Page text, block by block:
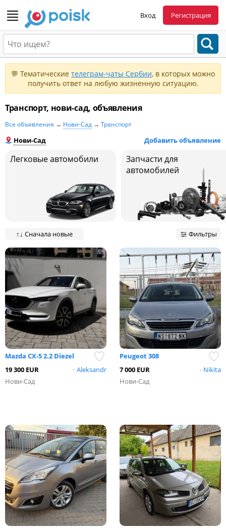
Вход Регистрация
💬 Тематические телеграм-чаты Сербии, в которых можно
получить ответ на любую жизненную ситуацию.
Транспорт, нови-сад, объявления
Все объявления → Нови-Сад → Транспорт
Добавить объявление
Нови-Сад
Легковые автомобили
Запчасти для
автомобилей
Фильтры
↑↓ Сначала новые
Mazda CX-5 2.2 Diezel
•Aleksandr
19 300 EUR
Нови-Сад
Peugeot 308
• Nikita
7 000 EUR
Нови-Сад